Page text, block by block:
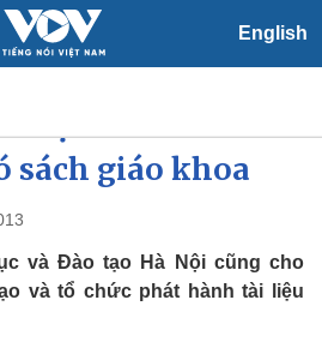
English
Tin 24h
Dự báo thời tiết
sách giáo khoa
và Đào tạo Hà Nội cũng cho
và tổ chức phát hành tài liệu